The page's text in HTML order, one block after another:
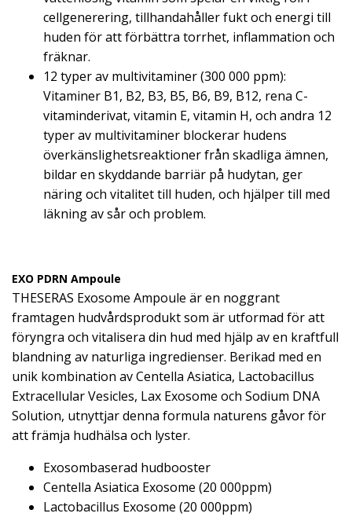
cellgenerering, tillhandahåller fukt och energi till
huden för att förbättra torrhet, inflammation och
fräknar.
12 typer av multivitaminer (300 000 ppm):
Vitaminer B1, B2, B3, B5, B6, B9, B12, rena C-
vitaminderivat, vitamin E, vitamin H, och andra 12
typer av multivitaminer blockerar hudens
överkänslighetsreaktioner från skadliga ämnen,
bildar en skyddande barriär på hudytan, ger
näring och vitalitet till huden, och hjälper till med
läkning av sår och problem.
EXO PDRN Ampoule
THESERAS Exosome Ampoule är en noggrant
framtagen hudvårdsprodukt som är utformad för att
föryngra och vitalisera din hud med hjälp av en kraftfull
blandning av naturliga ingredienser. Berikad med en
unik kombination av Centella Asiatica, Lactobacillus
Extracellular Vesicles, Lax Exosome och Sodium DNA
Solution, utnyttjar denna formula naturens gåvor för
att främja hudhälsa och lyster.
Exosombaserad hudbooster
Centella Asiatica Exosome (20 000ppm)
Lactobacillus Exosome (20 000ppm)